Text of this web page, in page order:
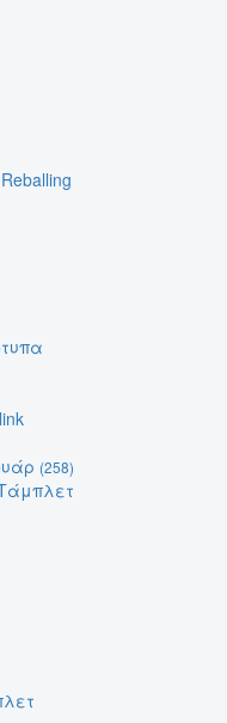
(258)